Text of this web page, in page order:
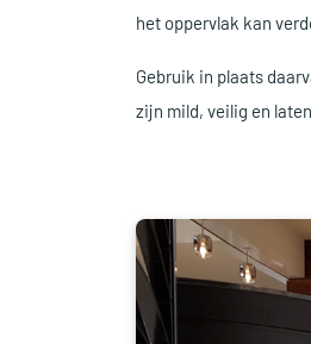
het oppervlak kan
Gebruik in plaats
zijn mild, veilig en